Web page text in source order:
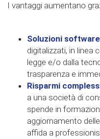
I vantaggi aumentano
Soluzioni
digitalizzati, in linea
legge e/o dalla
trasparenza e
Risparmi
a una società di
spende in
aggiornamento
affida a